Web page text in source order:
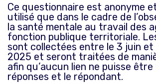
Ce questionnaire est anonyme
utilisé que dans le cadre de
la santé mentale au travail des
fonction publique territoriale.
sont collectées entre le 3 juin et
2025 et seront traitées de
afin qu’aucun lien ne puisse
réponses et le répondant.